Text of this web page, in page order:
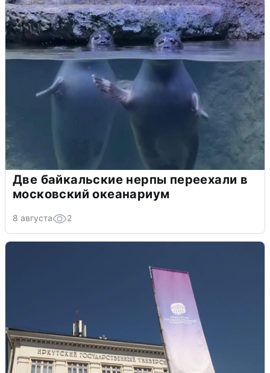
Две байкальские нерпы переехали в
московский океанариум
8 августа 2